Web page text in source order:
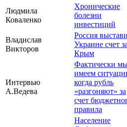
Людмила
Коваленко
Хронические
болезни
инвестиций
Владислав
Викторов
Россия
Украине счет за
Крым
Интервью
А.Ведева
Фактически
имеем
когда рубль
«разгоняют» за
счет
правила
Население